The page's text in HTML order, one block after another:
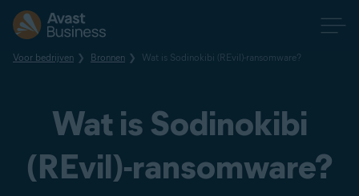
Voor bedrijven Bronnen Wat is Sodinokibi (REvil)-ransomware?
Wat is Sodinokibi
(REvil)-ransomware?